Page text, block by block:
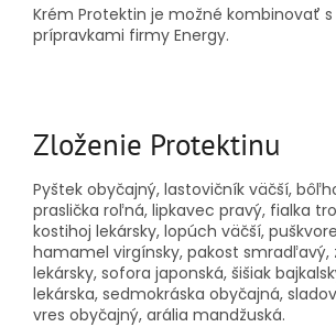
Krém Protektin je možné kombinovať
prípravkami firmy Energy.
Zloženie Protektinu
Pyštek obyčajný, lastovičník väčší,
praslička roľná, lipkavec pravý, fialka
kostihoj lekársky, lopúch väčší,
hamamel virgínsky, pakost
lekársky, sofora japonská, šišiak
lekárska, sedmokráska obyčajná,
vres obyčajný, arália mandžuská.